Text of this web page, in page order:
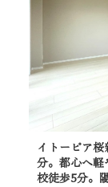
イトーピア
分。都心へ
校徒歩5分。